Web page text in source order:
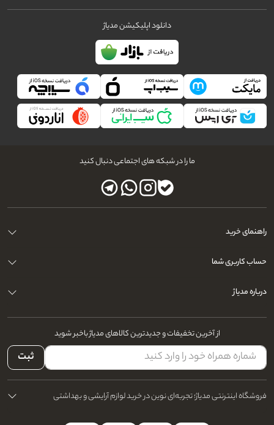
دانلود اپلیکیشن مدیاژ
ما را در شبکه های اجتماعی دنبال کنید
راهنمای خرید
حساب کاربری شما
درباره مدیاژ
از آخرین تخفیفات و جدیدترین کالاهای مدیاژ باخبر شوید
ثبت
فروشگاه اینترنتی مدیاژ؛ تجربه‌ای نوین در خرید لوازم آرایشی و بهداشتی